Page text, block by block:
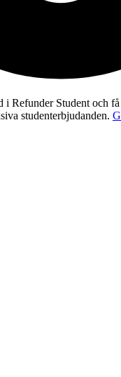
i Refunder Student och
studenterbjudanden.